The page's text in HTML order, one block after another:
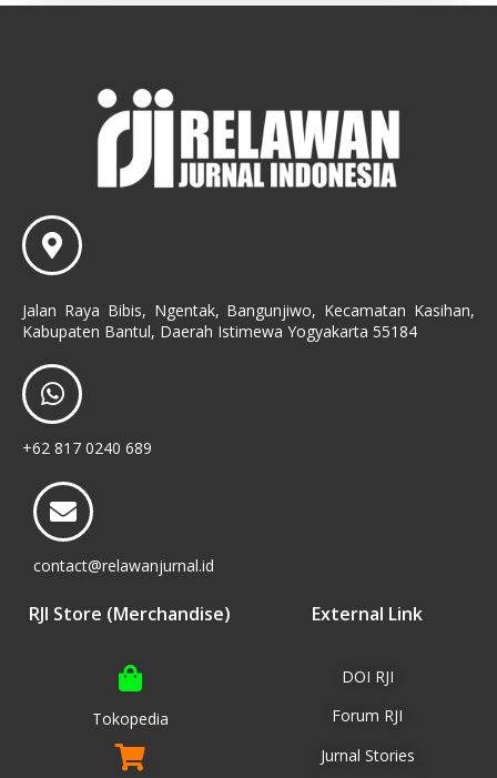
Jalan Raya Bibis, Ngentak, Bangunjiwo, Kecamatan Kasihan,
Kabupaten Bantul, Daerah Istimewa Yogyakarta 55184
+62 817 0240 689
contact@relawanjurnal.id
RJI Store (Merchandise)
Tokopedia
External Link
DOI RJI
Forum RJI
Jurnal Stories